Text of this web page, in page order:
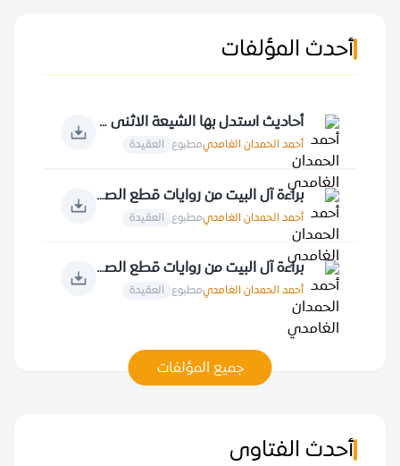
أحدث المؤلفات
أحاديث استدل بها الشيعة الاثنى عشرية
أحمد الحمدان الغامديمطبوع العقيدة
براءة آل البيت من روايات قطع الصلة بالصحابة والعرب جميعا
أحمد الحمدان الغامديمطبوع العقيدة
براءة آل البيت من روايات قطع الصلة بعبادة الله عز وجل ومقدساته
أحمد الحمدان الغامديمطبوع العقيدة
جميع المؤلفات
أحدث الفتاوى